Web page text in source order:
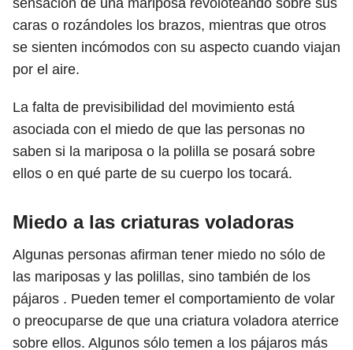
sensación de una mariposa revoloteando sobre sus
caras o rozándoles los brazos, mientras que otros
se sienten incómodos con su aspecto cuando viajan
por el aire.
La falta de previsibilidad del movimiento está
asociada con el miedo de que las personas no
saben si la mariposa o la polilla se posará sobre
ellos o en qué parte de su cuerpo los tocará.
Miedo a las criaturas voladoras
Algunas personas afirman tener miedo no sólo de
las mariposas y las polillas, sino también de los
pájaros . Pueden temer el comportamiento de volar
o preocuparse de que una criatura voladora aterrice
sobre ellos. Algunos sólo temen a los pájaros más